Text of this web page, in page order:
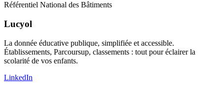
Référentiel National des Bâtiments
Lucyol
La donnée éducative publique, simplifiée et accessible.
Établissements, Parcoursup, classements : tout pour éclairer la
scolarité de vos enfants.
LinkedIn